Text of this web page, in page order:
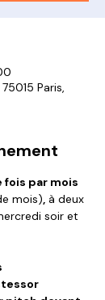
Paris,
fois par mois
mois), à deux
soir et